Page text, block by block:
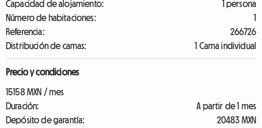
Capacidad de alojamiento:
1 persona
Número de habitaciones:
1
Referencia:
266726
Distribución de camas:
1 Cama individual
Precio y condiciones
15158 MXN / mes
Duración:
A partir de 1 mes
Depósito de garantía:
20483 MXN